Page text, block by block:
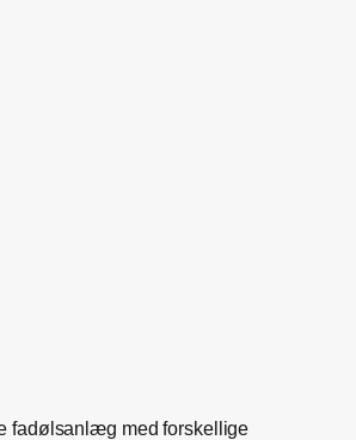
fadølsanlæg med forskellige